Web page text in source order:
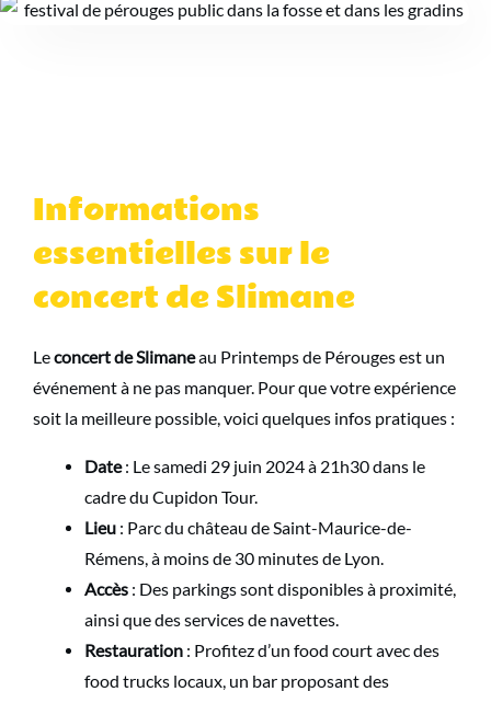
Informations
essentielles sur le
concert de Slimane
Leconcert de Slimaneau Printemps de Pérouges est un
événement à ne pas manquer. Pour que votre expérience
soit la meilleure possible, voici quelques infos pratiques :
Date: Le samedi 29 juin 2024 à 21h30 dans le
cadre du Cupidon Tour.
Lieu: Parc du château de Saint-Maurice-de-
Rémens, à moins de 30 minutes de Lyon.
Accès: Des parkings sont disponibles à proximité,
ainsi que des services de navettes.
Restauration: Profitez d’un food court avec des
food trucks locaux, un bar proposant des